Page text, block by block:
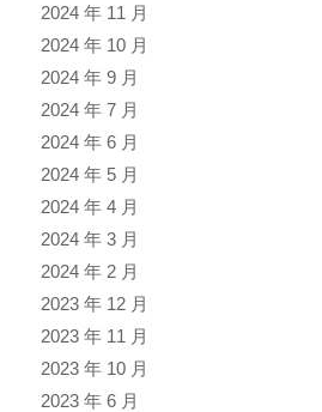
2024 年 11 月
2024 年 10 月
2024 年 9 月
2024 年 7 月
2024 年 6 月
2024 年 5 月
2024 年 4 月
2024 年 3 月
2024 年 2 月
2023 年 12 月
2023 年 11 月
2023 年 10 月
2023 年 6 月